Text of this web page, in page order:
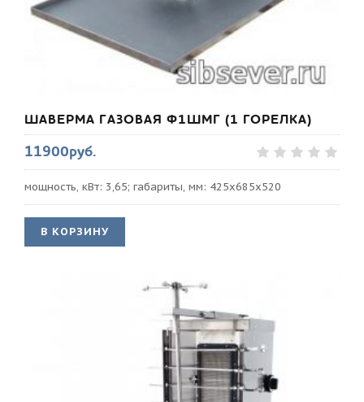
ШАВЕРМА ГАЗОВАЯ Ф1ШМГ (1 ГОРЕЛКА)
11900руб.
мощность, кВт: 3,65; габариты, мм: 425х685х520
В КОРЗИНУ